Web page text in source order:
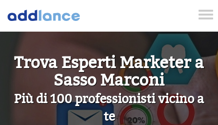
Trova Esperti Marketer a
Sasso Marconi
Più di 100 professionisti vicino a
te